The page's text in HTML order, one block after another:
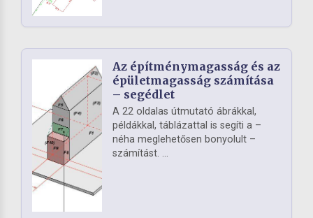
Az építménymagasság és az
épületmagasság számítása
– segédlet
A 22 oldalas útmutató ábrákkal,
példákkal, táblázattal is segíti a –
néha meglehetősen bonyolult –
számítást. ...